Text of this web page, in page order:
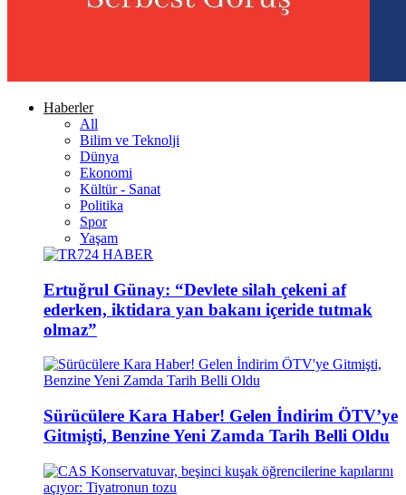
Haberler
All
Bilim ve Teknolji
Dünya
Ekonomi
Kültür - Sanat
Politika
Spor
Yaşam
Ertuğrul Günay: “Devlete silah çekeni af
ederken, iktidara yan bakanı içeride tutmak
olmaz”
Sürücülere Kara Haber! Gelen İndirim ÖTV’ye
Gitmişti, Benzine Yeni Zamda Tarih Belli Oldu